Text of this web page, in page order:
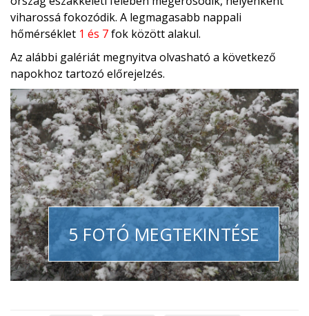
viharossá fokozódik. A legmagasabb nappali
hőmérséklet 1 és 7fok között alakul.
Az alábbi galériát megnyitva olvasható a következő
napokhoz tartozó előrejelzés.
5 FOTÓ MEGTEKINTÉSE